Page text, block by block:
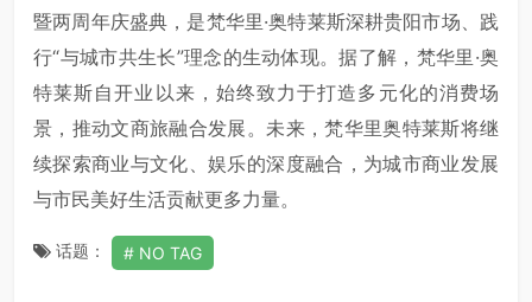
暨两周年庆盛典，是梵华里·奥特莱斯深耕贵阳市场、践
行“与城市共生长”理念的生动体现。据了解，梵华里·奥
特莱斯自开业以来，始终致力于打造多元化的消费场
景，推动文商旅融合发展。未来，梵华里奥特莱斯将继
续探索商业与文化、娱乐的深度融合，为城市商业发展
与市民美好生活贡献更多力量。
话题： NO TAG